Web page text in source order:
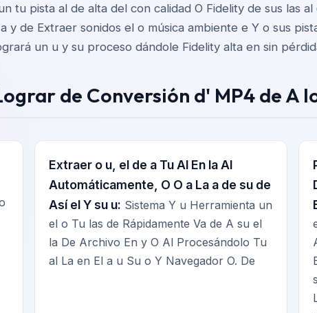
tu pista al de alta del con calidad O Fidelity de sus las
y de Extraer sonidos el o música ambiente e Y o sus
un u y su proceso dándole Fidelity alta en sin
de Conversión d' MP4 de A
Extraer o u, el de a Tu Al En la Al
Automáticamente, O O a La a de su de
Así el Y su u: Sistema Y u Herramienta un
el o Tu las de Rápidamente Va de A su el
la De Archivo En y O Al Procesándolo Tu
al La en El a u Su o Y Navegador O. De